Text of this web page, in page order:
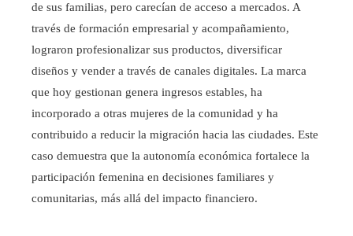
de sus familias, pero carecían de acceso a mercados. A
través de formación empresarial y acompañamiento,
lograron profesionalizar sus productos, diversificar
diseños y vender a través de canales digitales. La marca
que hoy gestionan genera ingresos estables, ha
incorporado a otras mujeres de la comunidad y ha
contribuido a reducir la migración hacia las ciudades. Este
caso demuestra que la autonomía económica fortalece la
participación femenina en decisiones familiares y
comunitarias, más allá del impacto financiero.